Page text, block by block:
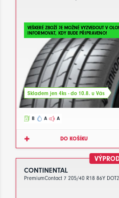
VEŠKERÉ ZBOŽÍ JE MOŽNÉ VYZVEDOUT V
INFORMOVAT, KDY BUDE PŘIPRAVENO!
Skladem jen 4ks - do 10.8. u Vás
B A A
DO KOŠÍKU
CONTINENTAL
PremiumContact 7 205/40 R18 86Y